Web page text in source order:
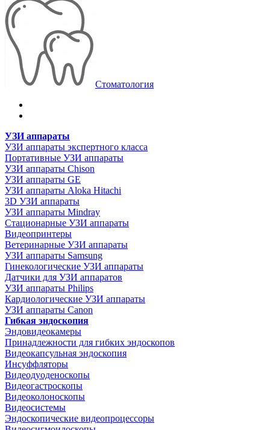
Стоматология
УЗИ аппараты
УЗИ аппараты экспертного класса
Портативные УЗИ аппараты
УЗИ аппараты Chison
УЗИ аппараты GE
УЗИ аппараты Aloka Hitachi
3D УЗИ аппараты
УЗИ аппараты Mindray
Стационарные УЗИ аппараты
Видеопринтеры
Ветеринарные УЗИ аппараты
УЗИ аппараты Samsung
Гинекологические УЗИ аппараты
Датчики для УЗИ аппаратов
УЗИ аппараты Philips
Кардиологические УЗИ аппараты
УЗИ аппараты Canon
Гибкая эндоскопия
Эндовидеокамеры
Принадлежности для гибких эндоскопов
Видеокапсульная эндоскопия
Инсуффляторы
Видеодуоденоскопы
Видеогастроскопы
Видеоколоноскопы
Видеосистемы
Эндоскопические видеопроцессоры